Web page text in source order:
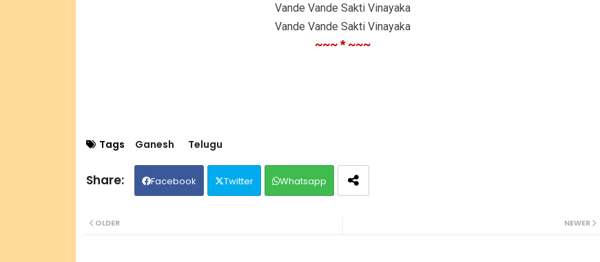
Vande Vande Sakti Vinayaka
Vande Vande Sakti Vinayaka
~~~ * ~~~
Tags Ganesh Telugu
Facebook Twitter Whatsapp
NEWER
OLDER